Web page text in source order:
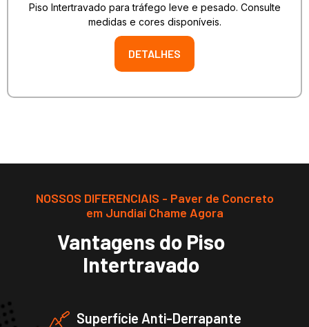
Piso Intertravado para tráfego leve e pesado. Consulte
medidas e cores disponíveis.
DETALHES
NOSSOS DIFERENCIAIS - Paver de Concreto
em Jundiaí Chame Agora
Vantagens do Piso
Intertravado
Superfície Anti-Derrapante